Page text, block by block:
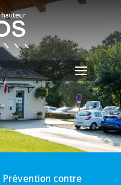
Prévention contre